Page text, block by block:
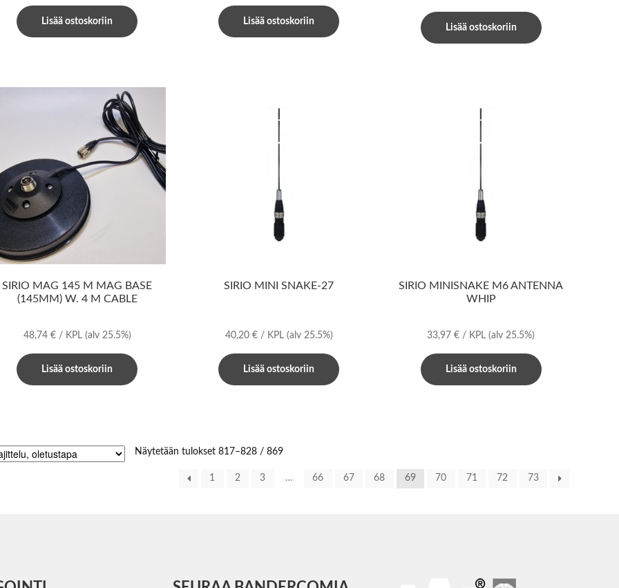
Lisää ostoskoriin Lisää ostoskoriin
Lisää ostoskoriin
SIRIO MAG 145 M MAG BASE
(145MM) W. 4 M CABLE
48,74 €/ KPL (alv 25.5%)
Lisää ostoskoriin
SIRIO MINI SNAKE-27
40,20 €/ KPL (alv 25.5%)
Lisää ostoskoriin
SIRIO MINISNAKE M6 ANTENNA
WHIP
33,97€ / KPL(alv 25.5%)
Lisää ostoskoriin
Näytetään tulokset 817–828 / 869
1 2 3 … 66 67 68 69 70 71 72 73